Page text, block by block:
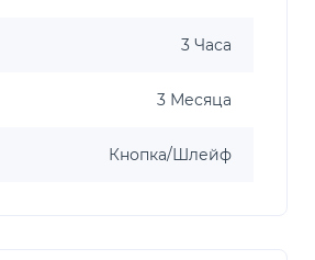
3 Часа
3 Месяца
Кнопка/Шлейф